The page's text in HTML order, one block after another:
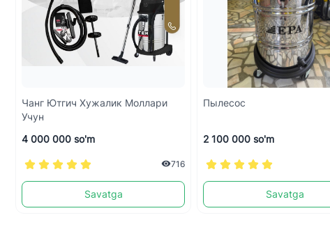
Чанг Ютгич Хужалик Моллари
Учун
4 000 000 so'm
716
Savatga
Пылесос
2 100 000 so'm
Savatga